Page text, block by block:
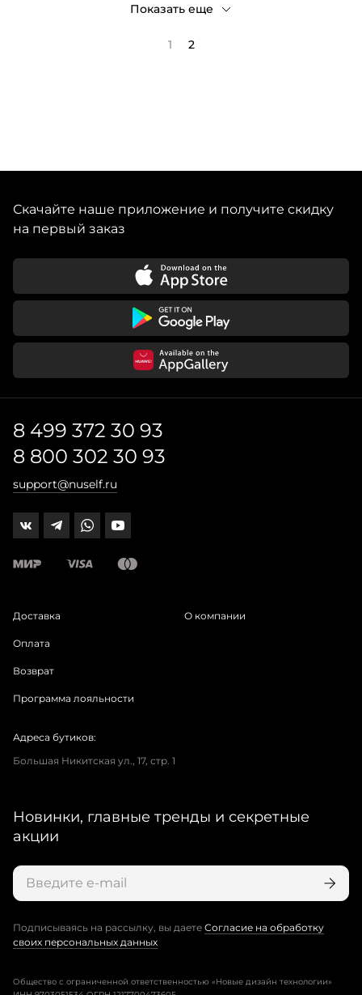
Показать еще
1 2
Скачайте наше приложение и получите скидку
на первый заказ
8 499 372 30 93
8 800 302 30 93
support@nuself.ru
Доставка
Оплата
Возврат
Программа лояльности
О компании
Адреса бутиков:
Большая Никитская ул., 17, стр. 1
Новинки, главные тренды и секретные
акции
Подписываясь на рассылку, вы даете Согласие на обработку
своих персональных данных
Общество с ограниченной ответственностью «Новые дизайн технологии»